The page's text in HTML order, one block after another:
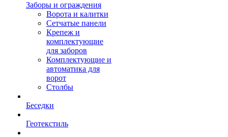
Заборы и ограждения
Ворота и калитки
Сетчатые панели
Крепеж и
комплектующие
для заборов
Комплектующие и
автоматика для
ворот
Столбы
Беседки
Геотекстиль